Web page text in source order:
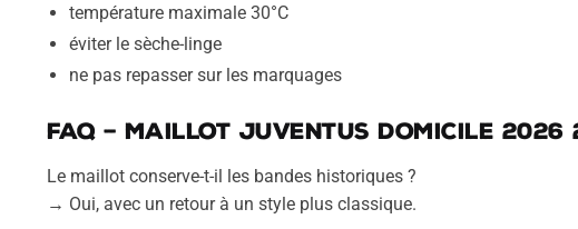
température maximale 30°C
éviter le sèche-linge
ne pas repasser sur les marquages
FAQ – Maillot Juventus domicile 2026
Le maillot conserve-t-il les bandes historiques ?
→ Oui, avec un retour à un style plus classique.